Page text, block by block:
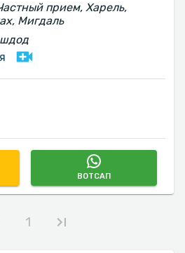
прием, Харель,
Мигдаль
ВОТСАП
1